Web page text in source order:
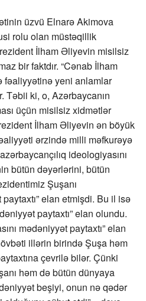
üzvü Elnarə Akimova
rolu olan müstəqillik
İlham Əliyevin misilsiz
bir faktdır. “Cənab İlham
yeni anlamlar
Təbii ki, o, Azərbaycanın
üçün misilsiz xidmətlər
İlham Əliyevin ən böyük
ərzində milli məfkurəyə
ideologiyasını
bütün dəyərlərini, bütün
Şuşanı
elan etmişdi. Bu il isə
paytaxtı” elan olundu.
mədəniyyət paytaxtı” elan
illərin birində Şuşa həm
çevrilə bilər. Çünki
həm də bütün dünyaya
beşiyi, onun nə qədər